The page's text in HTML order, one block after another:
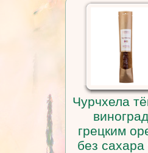
Чурчхела
грецким
без сахара